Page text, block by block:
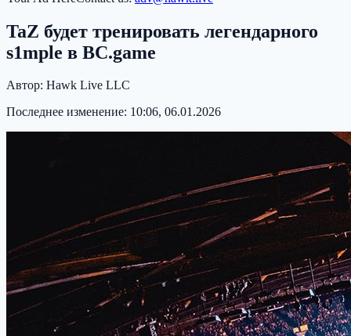
TaZ будет тренировать легендарного
s1mple в BC.game
Автор: Hawk Live LLC
Последнее изменение: 10:06, 06.01.2026